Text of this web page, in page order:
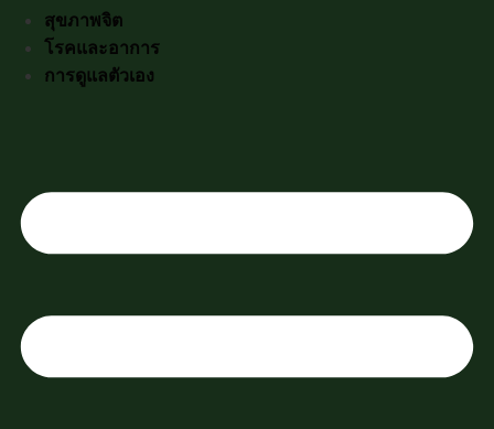
สุขภาพจิต
โรคและอาการ
การดูแลตัวเอง